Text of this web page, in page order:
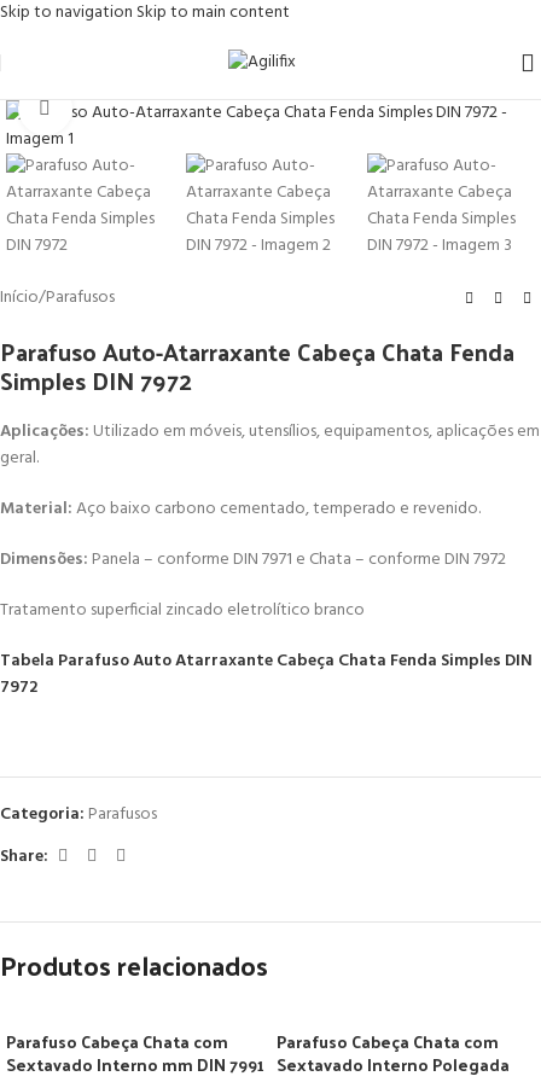
Skip to navigation Skip to main content
Click to enlarge
Início/Parafusos
Parafuso Auto-Atarraxante Cabeça Chata Fenda
Simples DIN 7972
Aplicações: Utilizado em móveis, utensílios, equipamentos, aplicações em
geral.
Material:Aço baixo carbono cementado, temperado e revenido.
Dimensões: Panela – conforme DIN 7971 e Chata – conforme DIN 7972
Tratamento superficial zincado eletrolítico branco
Tabela Parafuso Auto Atarraxante Cabeça Chata Fenda Simples DIN
7972
Categoria: Parafusos
Share:
Produtos relacionados
Parafuso Cabeça Chata com
Sextavado Interno mm DIN 7991
Parafuso Cabeça Chata com
Sextavado Interno Polegada